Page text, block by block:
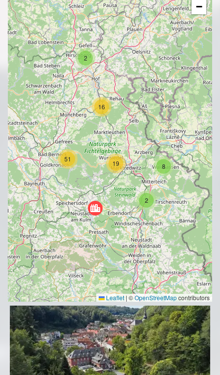
2
2
8
16
19
51
−
Leaflet | ©OpenStreetMapcontributors